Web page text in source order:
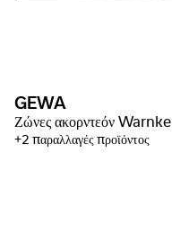
GEWA
Ζώνες ακορντεόν Warnke
+2 παραλλαγές προϊόντος